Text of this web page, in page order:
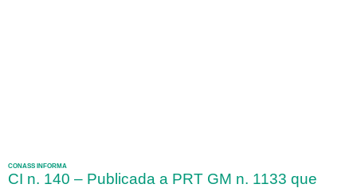
CONASS INFORMA
CI n. 140 – Publicada a PRT GM n. 1133 que